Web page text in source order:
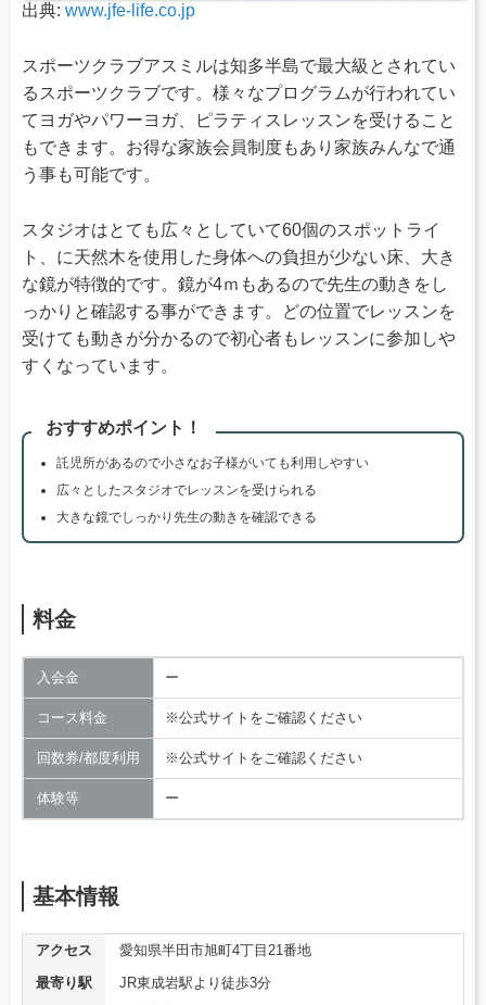
出典: www.jfe-life.co.jp
スポーツクラブアスミルは知多半島で最大級とされてい
るスポーツクラブです。様々なプログラムが行われてい
てヨガやパワーヨガ、ピラティスレッスンを受けること
もできます。お得な家族会員制度もあり家族みんなで通
う事も可能です。
スタジオはとても広々としていて60個のスポットライ
ト、に天然木を使用した身体への負担が少ない床、大き
な鏡が特徴的です。鏡が4ｍもあるので先生の動きをし
っかりと確認する事ができます。どの位置でレッスンを
受けても動きが分かるので初心者もレッスンに参加しや
すくなっています。
おすすめポイント！
託児所があるので小さなお子様がいても利用しやすい
広々としたスタジオでレッスンを受けられる
大きな鏡でしっかり先生の動きを確認できる
料金
入会金 ー
コース料金 ※公式サイトをご確認ください
回数券/都度利用 ※公式サイトをご確認ください
体験等 ー
基本情報
アクセス
愛知県半田市旭町4丁目21番地
最寄り駅
JR東成岩駅より徒歩3分